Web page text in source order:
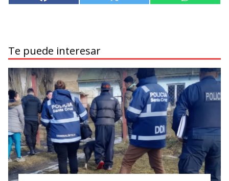
Te puede interesar